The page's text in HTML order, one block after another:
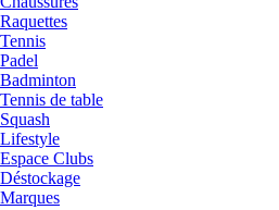
Raquettes
Tennis
Padel
Badminton
Tennis de table
Squash
Lifestyle
Espace Clubs
Déstockage
Marques